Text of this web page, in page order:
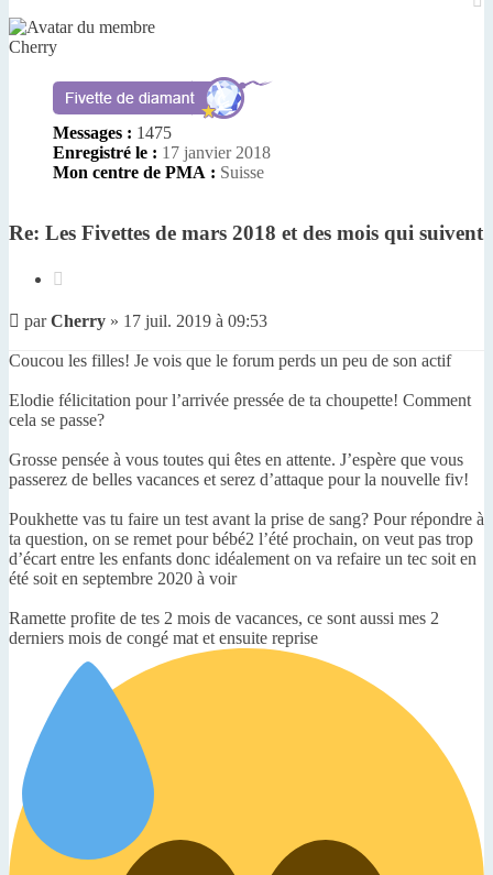
Cherry
Messages : 1475
Enregistré le : 17 janvier 2018
Mon centre de PMA : Suisse
Re: Les Fivettes de mars 2018 et des mois qui suivent
Message
non
lu
parCherry » 17 juil. 2019 à 09:53
Coucou les filles! Je vois que le forum perds un peu de son actif
Elodie félicitation pour l’arrivée pressée de ta choupette! Comment
cela se passe?
Grosse pensée à vous toutes qui êtes en attente. J’espère que vous
passerez de belles vacances et serez d’attaque pour la nouvelle fiv!
Poukhette vas tu faire un test avant la prise de sang? Pour répondre à
ta question, on se remet pour bébé2 l’été prochain, on veut pas trop
d’écart entre les enfants donc idéalement on va refaire un tec soit en
été soit en septembre 2020 à voir
Ramette profite de tes 2 mois de vacances, ce sont aussi mes 2
derniers mois de congé mat et ensuite reprise